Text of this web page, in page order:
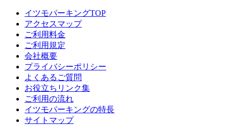
イツモパーキングTOP
アクセスマップ
ご利用料金
ご利用規定
会社概要
プライバシーポリシー
よくあるご質問
お役立ちリンク集
ご利用の流れ
イツモパーキングの特長
サイトマップ